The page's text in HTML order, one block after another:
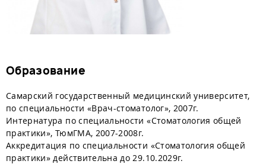
Образование
Самарский государственный медицинский университет,
по специальности «Врач-стоматолог», 2007г.
Интернатура по специальности «Стоматология общей
практики», ТюмГМА, 2007-2008г.
Аккредитация по специальности «Стоматология общей
практики» действительна до 29.10.2029г.